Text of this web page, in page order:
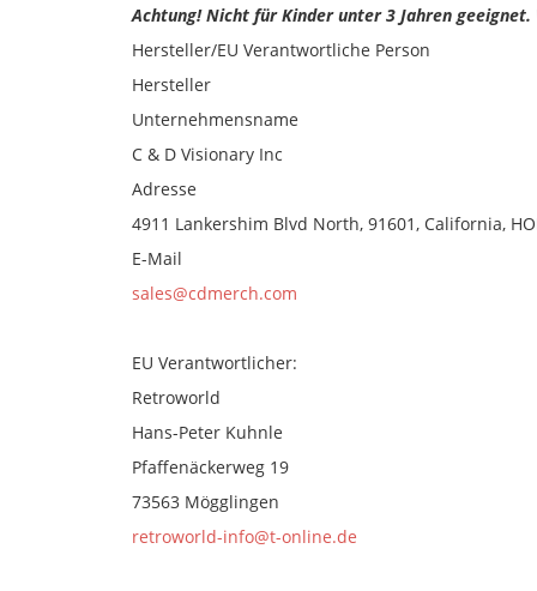
Achtung! Nicht für Kinder unter 3 Jahren
Hersteller/EU Verantwortliche Person
Hersteller
Unternehmensname
C & D Visionary Inc
Adresse
4911 Lankershim Blvd North, 91601, California,
E-Mail
sales@cdmerch.com
EU Verantwortlicher:
Retroworld
Hans-Peter Kuhnle
Pfaffenäckerweg 19
73563 Mögglingen
retroworld-info@t-online.de